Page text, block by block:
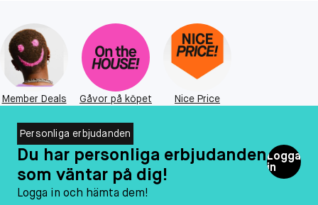
Member Deals Gåvor på köpet Nice Price
Personliga erbjudanden
Du har personliga erbjudanden
som väntar på dig!
Logga in och hämta dem!
Logga
in